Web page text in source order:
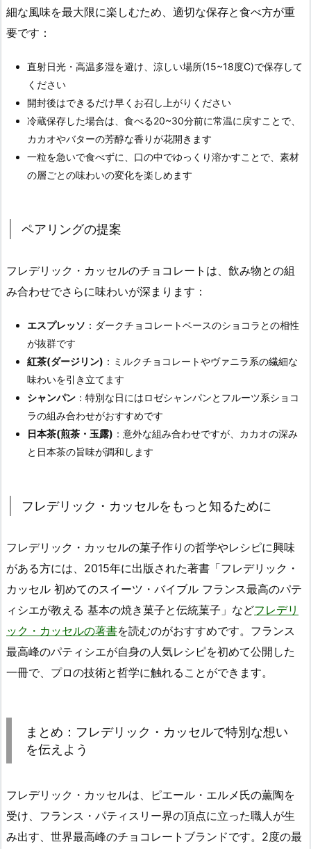
細な風味を最大限に楽しむため、適切な保存と食べ方が重
要です：
直射日光・高温多湿を避け、涼しい場所(15~18度C)で保存して
ください
開封後はできるだけ早くお召し上がりください
冷蔵保存した場合は、食べる20~30分前に常温に戻すことで、
カカオやバターの芳醇な香りが花開きます
一粒を急いで食べずに、口の中でゆっくり溶かすことで、素材
の層ごとの味わいの変化を楽しめます
ペアリングの提案
フレデリック・カッセルのチョコレートは、飲み物との組
み合わせでさらに味わいが深まります：
エスプレッソ ：ダークチョコレートベースのショコラとの相性
が抜群です
紅茶(ダージリン) ：ミルクチョコレートやヴァニラ系の繊細な
味わいを引き立てます
シャンパン ：特別な日にはロゼシャンパンとフルーツ系ショコ
ラの組み合わせがおすすめです
日本茶(煎茶・玉露) ：意外な組み合わせですが、カカオの深み
と日本茶の旨味が調和します
フレデリック・カッセルをもっと知るために
フレデリック・カッセルの菓子作りの哲学やレシピに興味
がある方には、2015年に出版された著書「フレデリック・
カッセル 初めてのスイーツ・バイブル フランス最高のパテ
ィシエが教える 基本の焼き菓子と伝統菓子」などフレデリ
ック・カッセルの著書を読むのがおすすめです。フランス
最高峰のパティシエが自身の人気レシピを初めて公開した
一冊で、プロの技術と哲学に触れることができます。
まとめ：フレデリック・カッセルで特別な想い
を伝えよう
フレデリック・カッセルは、ピエール・エルメ氏の薫陶を
受け、フランス・パティスリー界の頂点に立った職人が生
み出す、世界最高峰のチョコレートブランドです。2度の最